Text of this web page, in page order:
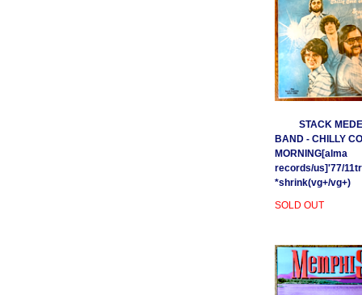
STACK
BAND - CHILLY
MORNING[alma
records/us]'77/
*shrink(vg+/vg+)
SOLD OUT